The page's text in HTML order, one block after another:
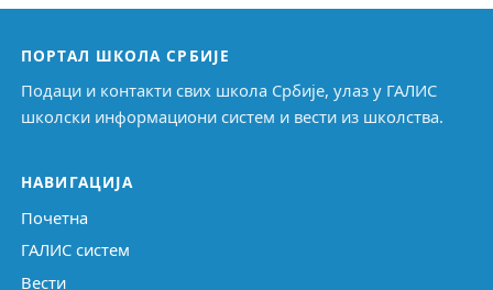
ПОРТАЛ ШКОЛА СРБИЈЕ
Подаци и контакти свих школа Србије, улаз у ГАЛИС
школски информациони систем и вести из школства.
НАВИГАЦИЈА
Почетна
ГАЛИС систем
Вести